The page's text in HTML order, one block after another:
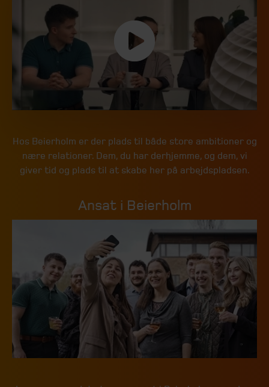
Hos Beierholm er der plads til både store ambitioner og
nære relationer. Dem, du har derhjemme, og dem, vi
giver tid og plads til at skabe her på arbejdspladsen.
Ansat i Beierholm